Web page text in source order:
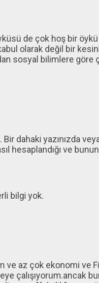
de çok hoş bir
olarak değil bir
sosyal bilimlere göre
dahaki yazınızda
hesaplandığı ve
bilgi yok.
az çok ekonomi ve
çalışıyorum.ancak